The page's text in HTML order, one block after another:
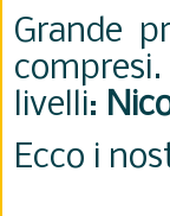
Grande
livelli:
Ecco i